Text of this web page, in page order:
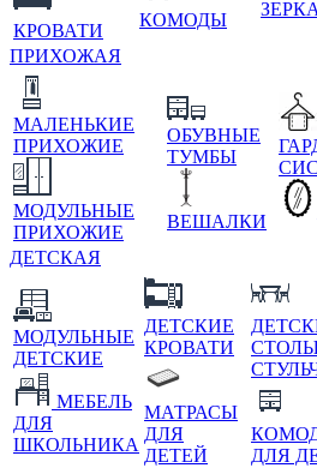
КРОВАТИ
КОМОДЫ
ПРИХОЖАЯ
МАЛЕНЬКИЕ
ПРИХОЖИЕ
МОДУЛЬНЫЕ
ПРИХОЖИЕ
ОБУВНЫЕ
ТУМБЫ
ВЕШАЛКИ
ДЕТСКАЯ
МОДУЛЬНЫЕ
ДЕТСКИЕ
МЕБЕЛЬ
ДЛЯ
ШКОЛЬНИКА
ДЕТСКИЕ
КРОВАТИ
МАТРАСЫ
ДЛЯ
ДЕТЕЙ
ДЛЯ